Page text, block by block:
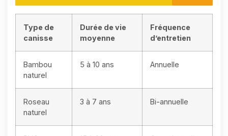
Type de
canisse
Durée de vie
moyenne
Fréquence
d’entretien
Bambou
naturel
5 à 10 ans Annuelle
Roseau
naturel
3 à 7 ans Bi-annuelle